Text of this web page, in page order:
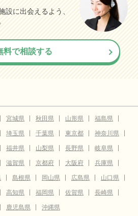
設に出会えるよう、
料で相談する
宮城県 秋田県 山形県
福島県
埼玉県 千葉県 東京都
神奈川県
福井県 山梨県 長野県
岐阜県
滋賀県 京都府 大阪府
兵庫県
島根県 岡山県 広島県
山口県
高知県 福岡県 佐賀県
長崎県
鹿児島県 沖縄県